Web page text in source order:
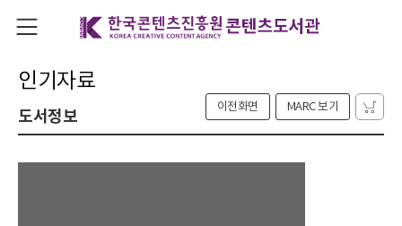
인기자료
도서정보 이전화면 MARC 보기